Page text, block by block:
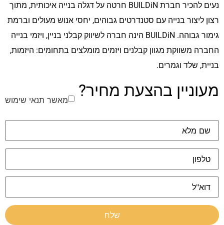
נעים להכיר חברת BUILDiN חרטה על דגלה בנייה איכותית, מתוך
רצון ליצור בנייה עם סטנדרטים גבוהים, יחסי אנוש מעולים וברמת
גימור גבוהה. BUILDiN הינה חברה לשיווק קבלני בניין, ויזמי בנייה
החברה משווקת מגוון קבלנים ויזמים מומלצים בתחומים: היזמות,
בניית, שלד וגמרים.
מעוניין בהצעת מחיר? מאשר תנאי שימוש